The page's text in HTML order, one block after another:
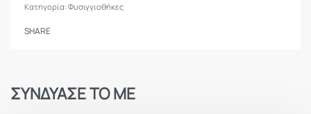
Κατηγορία:Φυσιγγιοθήκες
SHARE
ΣΥΝΔΥΑΣΕ ΤΟ ΜΕ